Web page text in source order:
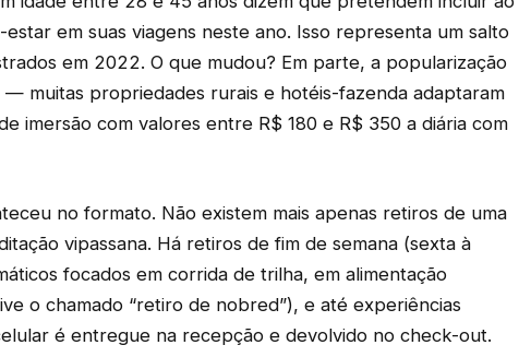
em suas viagens neste ano. Isso representa um salto
em 2022. O que mudou? Em parte, a popularização
— muitas propriedades rurais e hotéis-fazenda adaptaram
imersão com valores entre R$ 180 e R$ 350 a diária com
no formato. Não existem mais apenas retiros de uma
vipassana. Há retiros de fim de semana (sexta à
focados em corrida de trilha, em alimentação
o chamado “retiro de nobred”), e até experiências
é entregue na recepção e devolvido no check-out.